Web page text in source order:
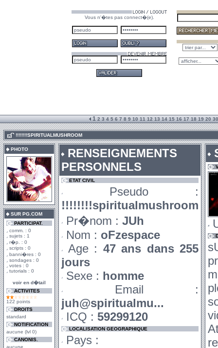
Vous n'�tes pas connect�(e).
1 2 3 4 5 6 7 8 9 10 11 12 13 14 15 16 17 18 19 20 30
!!!!!!!!SPIRITUALMUSHROOM
PHOTO
SUR PG.COM
PARTICIPAT.
comm. : 0
sujets : 1
r�p. : 0
scripts : 0
banni�res : 0
sondages : 0
votes : 0
tutorials : 0
voir en d�tail
ACTIVITES
122 points
DROITS
standard
NOTIFICATION
aucune (lvl 0)
CANONIS.
aucune
RENSEIGNEMENTS
PERSONNELS
ETAT CIVIL
Pseudo :
!!!!!!!!spiritualmushroom
Pr�nom : JUh
Nom : oFzespace
Age : 47 ans dans 255
jours
Sexe : homme
Email :
juh@spiritualmu...
ICQ : 59299120
LOCALISATION GEOGRAPHIQUE
Pays :